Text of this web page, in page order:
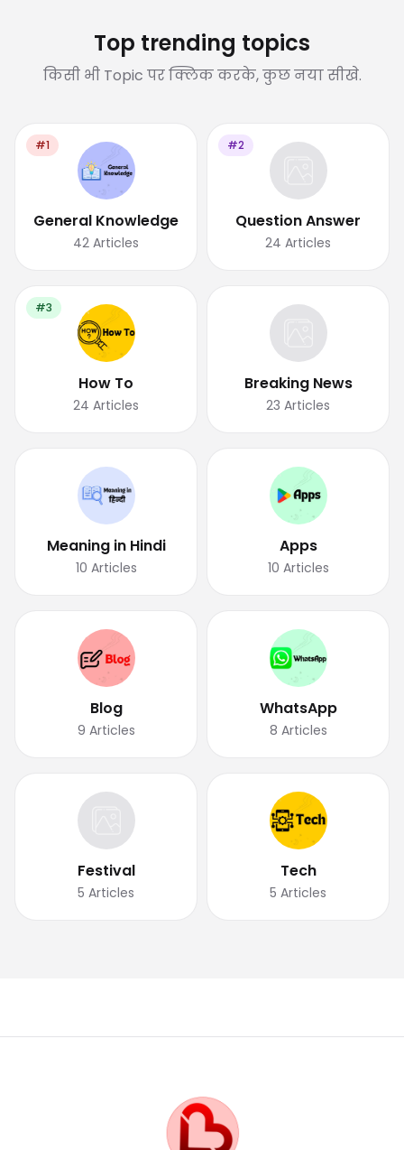
Top trending topics
किसी भी Topic पर क्लिक करके, कुछ नया सीखे.
#1
General Knowledge
42 Articles
#2
Question Answer
24 Articles
#3
How To
24 Articles
Breaking News
23 Articles
Meaning in Hindi
10 Articles
Apps
10 Articles
Blog
9 Articles
WhatsApp
8 Articles
Festival
5 Articles
Tech
5 Articles